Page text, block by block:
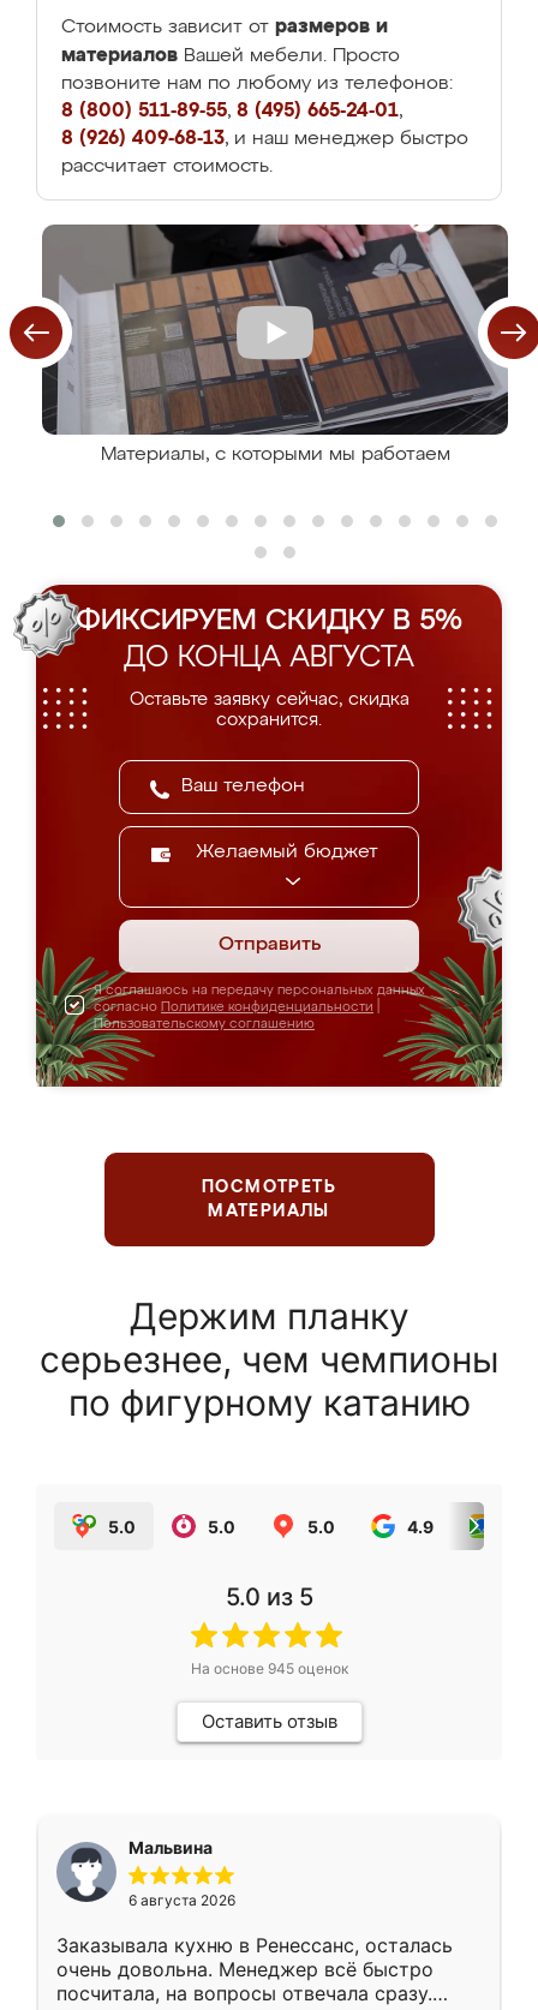
Стоимость зависит от размеров и
материалов Вашей мебели. Просто
позвоните нам по любому из телефонов:
8 (800) 511-89-55, 8 (495) 665-24-01,
8 (926) 409-68-13, и наш менеджер быстро
рассчитает стоимость.
Материалы, с которыми мы работаем
ФИКСИРУЕМ СКИДКУ В 5%
ДО КОНЦА АВГУСТА
Оставьте заявку сейчас, скидка
сохранится.
Желаемый бюджет
Отправить
Я соглашаюсь на передачу персональных данных
согласно Политике конфиденциальности
Пользовательскому соглашению
ПОСМОТРЕТЬ
МАТЕРИАЛЫ
Держим планку
серьезнее, чем чемпионы
по фигурному катанию
5.0 5.0 5.0 4.9
5.0 из 5
На основе 945оценок
Оставить отзыв
Мальвина
6 августа 2026
Заказывала кухню в Ренессанс, осталась
очень довольна. Менеджер всё быстро
посчитала, на вопросы отвечала сразу.